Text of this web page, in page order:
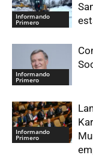
Informando
Primero
Informando
Primero
Informando
Primero